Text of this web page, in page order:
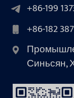
+86-199
+86-182
Синьсян,